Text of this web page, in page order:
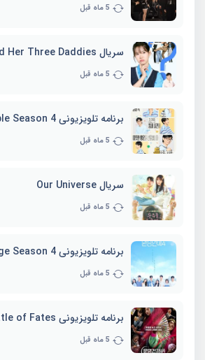
5 ماه قبل
5 ماه قبل
5 ماه قبل
سریال Our Universe
5 ماه قبل
5 ماه قبل
برنامه تلویزیونی Battle of Fates
5 ماه قبل